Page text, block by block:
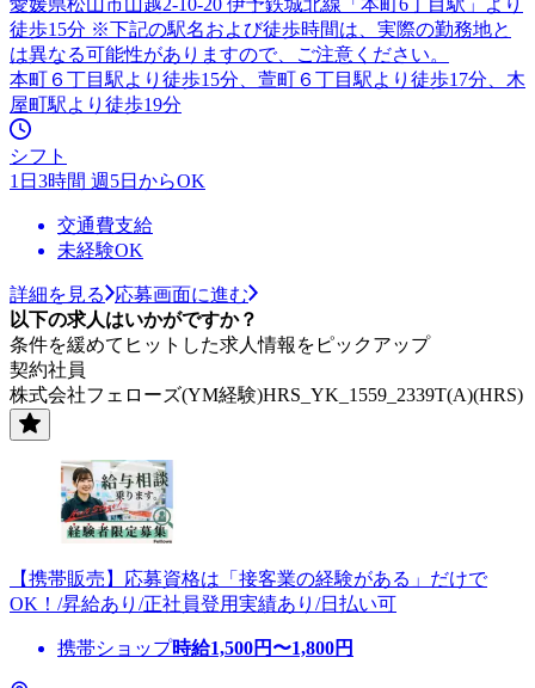
徒歩15分 ※下記の駅名および徒歩時間は、実際の勤務地と
は異なる可能性がありますので、ご注意ください。
本町６丁目駅より徒歩15分、萱町６丁目駅より徒歩17分、木
屋町駅より徒歩19分
シフト
1日3時間 週5日からOK
交通費支給
未経験OK
詳細を見る
応募画面に進む
以下の求人はいかがですか？
条件を緩めてヒットした求人情報をピックアップ
契約社員
株式会社フェローズ(YM経験)HRS_YK_1559_2339T(A)(HRS)
【携帯販売】応募資格は「接客業の経験がある」だけで
OK！/昇給あり/正社員登用実績あり/日払い可
携帯ショップ時給1,500円〜1,800円